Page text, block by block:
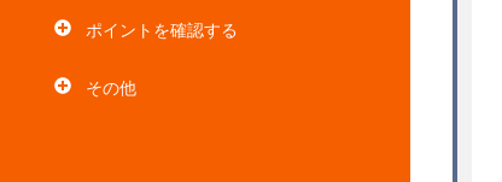
ポイントを確認する
その他